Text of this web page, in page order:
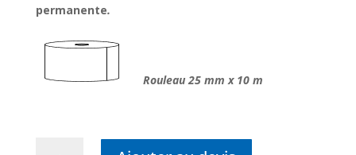
permanente.
Rouleau 25 mm x 10 m